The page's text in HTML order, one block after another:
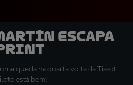
escapa
queda na quarta volta da Tissot
está bem!